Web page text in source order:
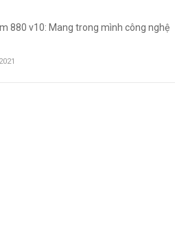
880 v10: Mang trong mình công nghệ